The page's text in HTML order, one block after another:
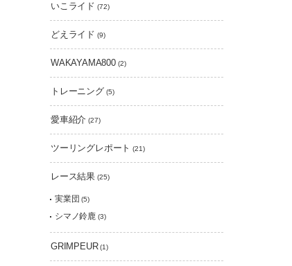
いこライド (72)
どえライド (9)
WAKAYAMA800(2)
トレーニング (5)
愛車紹介 (27)
ツーリングレポート (21)
レース結果 (25)
実業団 (5)
シマノ鈴鹿 (3)
GRIMPEUR(1)